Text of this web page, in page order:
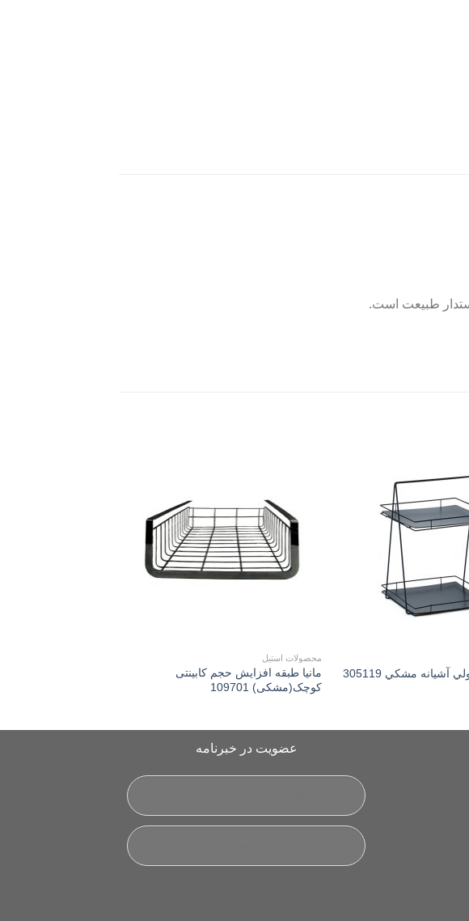
طبیعت است.
آشیانه مشكي 305119
Add to
wishlist
محصولات استیل
مانیا طبقه افزايش حجم کابینتی
کوچک(مشکی) 109701
عضویت در خبرنامه